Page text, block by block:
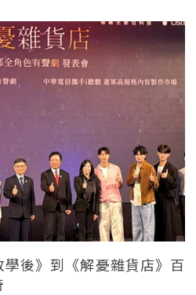
後》到《解憂雜貨店》百